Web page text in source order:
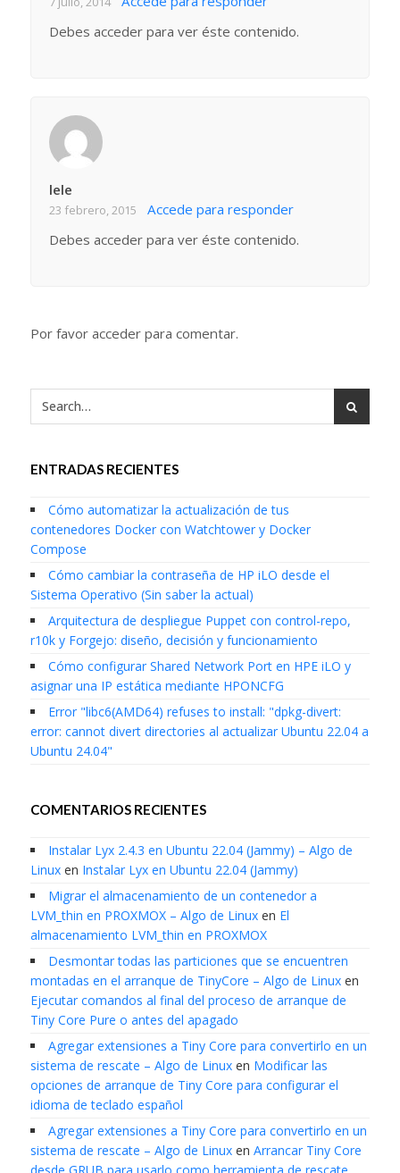
Debes acceder para ver éste contenido.
lele
23 febrero, 2015
Accede para responder
Debes acceder para ver éste contenido.
Por favor acceder para comentar.
ENTRADAS RECIENTES
Cómo automatizar la actualización de tus
contenedores Docker con Watchtower y Docker
Compose
Cómo cambiar la contraseña de HP iLO desde el
Sistema Operativo (Sin saber la actual)
Arquitectura de despliegue Puppet con control-repo,
r10k y Forgejo: diseño, decisión y funcionamiento
Cómo configurar Shared Network Port en HPE iLO y
asignar una IP estática mediante HPONCFG
Error "libc6(AMD64) refuses to install: "dpkg-divert:
error: cannot divert directories al actualizar Ubuntu 22.04 a
Ubuntu 24.04"
COMENTARIOS RECIENTES
Instalar Lyx 2.4.3 en Ubuntu 22.04 (Jammy) – Algo de
Linuxen Instalar Lyx en Ubuntu 22.04 (Jammy)
Migrar el almacenamiento de un contenedor a
LVM_thin en PROXMOX – Algo de Linuxen El
almacenamiento LVM_thin en PROXMOX
Desmontar todas las particiones que se encuentren
montadas en el arranque de TinyCore – Algo de Linuxen
Ejecutar comandos al final del proceso de arranque de
Tiny Core Pure o antes del apagado
Agregar extensiones a Tiny Core para convertirlo en un
sistema de rescate – Algo de Linuxen Modificar las
opciones de arranque de Tiny Core para configurar el
idioma de teclado español
Agregar extensiones a Tiny Core para convertirlo en un
sistema de rescate – Algo de Linuxen Arrancar Tiny Core